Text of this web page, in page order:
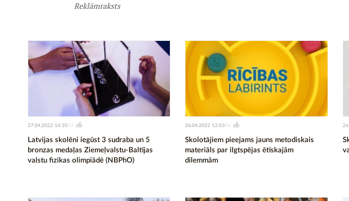
Reklāmraksts
Latvijas skolēni iegūst 3 sudraba un 5
bronzas medaļas Ziemeļvalstu-Baltijas
valstu fizikas olimpiādē (NBPhO)
27.04.2022 14:3543
Skolotājiem pieejams jauns metodiskais
materiāls par ilgtspējas ētiskajām
dilemmām
26.04.2022 12:03 56